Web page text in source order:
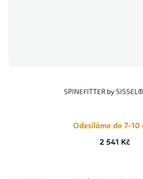
SPINEFITTER by
Odesíláme do 7-10
2 541 Kč